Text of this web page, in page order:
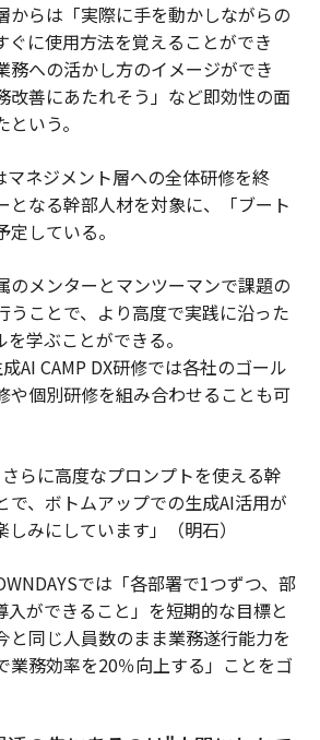
からは「実際に手を動かしながらの
ぐに使用方法を覚えることができ
務への活かし方のイメージができ
改善にあたれそう」など即効性の面
いう。
マネジメント層への全体研修を終
となる幹部人材を対象に、「ブート
している。
のメンターとマンツーマンで課題の
うことで、より高度で実践に沿った
学ぶことができる。
AI CAMP DX研修では各社のゴール
や個別研修を組み合わせることも可
さらに高度なプロンプトを使える幹
で、ボトムアップでの生成AI活用が
みにしています」（明石）
では「各部署で1つずつ、部
入ができること」を短期的な目標と
と同じ人員数のまま業務遂行能力を
業務効率を20％向上する」ことをゴ